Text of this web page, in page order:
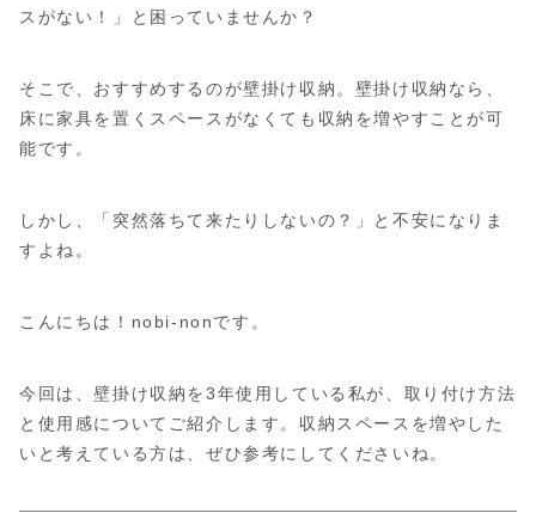
スがない！」と困っていませんか？
そこで、おすすめするのが壁掛け収納。壁掛け収納なら、
床に家具を置くスペースがなくても収納を増やすことが可
能です。
しかし、「突然落ちて来たりしないの？」と不安になりま
すよね。
こんにちは！nobi-nonです。
今回は、壁掛け収納を3年使用している私が、取り付け方法
と使用感についてご紹介します。収納スペースを増やした
いと考えている方は、ぜひ参考にしてくださいね。